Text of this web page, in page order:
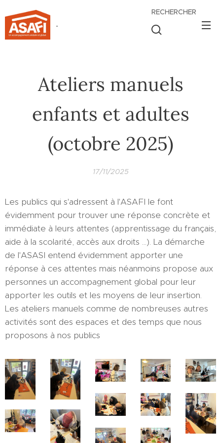
.
RECHERCHER
Ateliers manuels
enfants et adultes
(octobre 2025)
17/11/2025
Les publics qui s'adressent à l'ASAFI le font
évidemment pour trouver une réponse concrète et
immédiate à leurs attentes (apprentissage du français,
aide à la scolarité, accès aux droits ...). La démarche
de l'ASASI entend évidemment apporter une
réponse à ces attentes mais néanmoins propose aux
personnes un accompagnement global pour leur
apporter les outils et les moyens de leur insertion.
Les ateliers manuels comme de nombreuses autres
activités sont des espaces et des temps que nous
proposons à nos publics